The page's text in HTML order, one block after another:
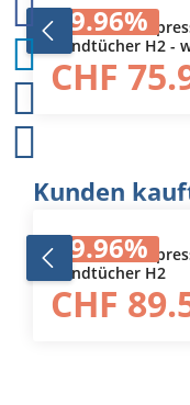
9.96%
552000 Tork
Handtücher H2 -
CHF
Produktgalerie
Kunden
9.96%
552100 Tork
Handtücher H2
CHF